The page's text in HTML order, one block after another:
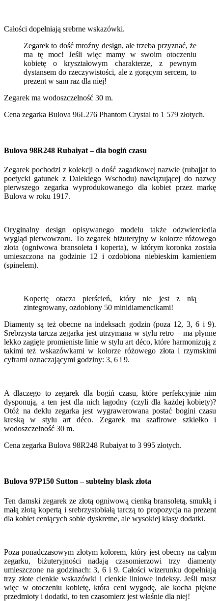
Całości dopełniają srebrne wskazówki.
Zegarek to dość mroźny design, ale trzeba przyznać, że
ma tę moc! Jeśli więc mamy w swoim otoczeniu
kobietę o kryształowym charakterze, z pewnym
dystansem do rzeczywistości, ale z gorącym sercem, to
prezent w sam raz dla niej!
Zegarek ma wodoszczelność 30 m.
Cena zegarka Bulova 96L276 Phantom Crystal to 1 579 złotych.
Bulova 98R248 Rubaiyat – dla bogiń czasu
Zegarek pochodzi z kolekcji o dość zagadkowej nazwie (rubajjat to
poetycki gatunek z Dalekiego Wschodu) nawiązującej do nazwy
pierwszego zegarka wyprodukowanego dla kobiet przez markę
Bulova w roku 1917.
Oryginalny design opisywanego modelu także odzwierciedla
wygląd pierwowzoru. To zegarek biżuteryjny w kolorze różowego
złota (ogniwowa bransoleta i koperta), w którym koronka została
umieszczona na godzinie 12 i ozdobiona niebieskim kamieniem
(spinelem).
Kopertę otacza pierścień, który nie jest z nią
zintegrowany, ozdobiony 50 minidiamencikami!
Diamenty są też obecne na indeksach godzin (poza 12, 3, 6 i 9).
Srebrzysta tarcza zegarka jest utrzymana w stylu retro – ma płynne
lekko zagięte promieniste linie w stylu art déco, które harmonizują z
takimi też wskazówkami w kolorze różowego złota i rzymskimi
cyframi oznaczającymi godziny: 3, 6 i 9.
A dlaczego to zegarek dla bogiń czasu, które perfekcyjnie nim
dysponują, a ten jest dla nich łagodny (czyli dla każdej kobiety)?
Otóż na deklu zegarka jest wygrawerowana postać bogini czasu
kreską w stylu art déco. Zegarek ma szafirowe szkiełko i
wodoszczelność 30 m.
Cena zegarka Bulova 98R248 Rubaiyat to 3 995 złotych.
Bulova 97P150 Sutton – subtelny blask złota
Ten damski zegarek ze złotą ogniwową cienką bransoletą, smukłą i
małą złotą kopertą i srebrzystobiałą tarczą to propozycja na prezent
dla kobiet ceniących sobie dyskretne, ale wysokiej klasy dodatki.
Poza ponadczasowym złotym kolorem, który jest obecny na całym
zegarku, biżuteryjności nadają czasomierzowi trzy diamenty
umieszczone na godzinach: 3, 6 i 9. Całości wizerunku dopełniają
trzy złote cienkie wskazówki i cienkie liniowe indeksy. Jeśli masz
więc w otoczeniu kobietę, która ceni wygodę, ale kocha piękne
przedmioty i dodatki, to ten czasomierz jest właśnie dla niej!